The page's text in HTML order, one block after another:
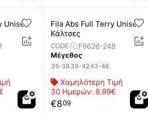
Unisex
Fila Abs Full Terry Unisex
Κάλτσες
CODE:
F9626-248
Μέγεθος
35-38 39-4243-46
Χαμηλότερη Τιμή
30 Ημερών: 8.99€
€809